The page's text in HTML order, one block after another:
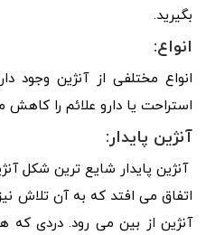
بگیرید.
انواع:
انواع مختلفی از آنژین وجود
استراحت یا دارو علائم را
آنژین پایدار:
آنژین پایدار شایع ترین شکل
اتفاق می افتد که به آن تلاش
آنژین از بین می رود. دردی که